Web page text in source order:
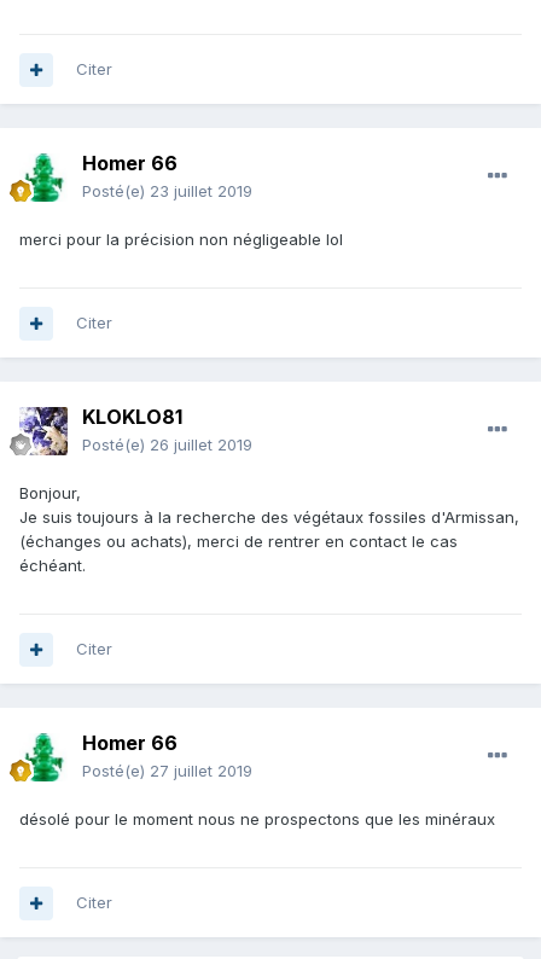
Citer
Homer 66
Posté(e) 23 juillet 2019
merci pour la précision non négligeable lol
Citer
KLOKLO81
Posté(e) 26 juillet 2019
Bonjour,
Je suis toujours à la recherche des végétaux fossiles d'Armissan,
(échanges ou achats), merci de rentrer en contact le cas
échéant.
Citer
Homer 66
Posté(e) 27 juillet 2019
désolé pour le moment nous ne prospectons que les minéraux
Citer